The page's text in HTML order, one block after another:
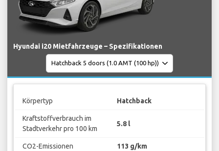
Hyundai i20 Mietfahrzeuge – Spezifikationen
Körpertyp Hatchback
Kraftstoffverbrauch im
Stadtverkehr pro 100 km
5.8 l
CO2-Emissionen 113 g/km